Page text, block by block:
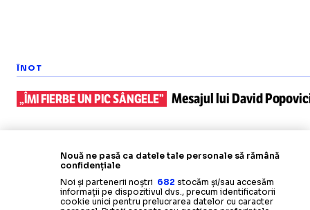
ÎNOT
„ÎMI FIERBE UN PIC SÂNGELE” Mesajul luiDavid
Nouă ne pasă ca datele tale personale să rămână
confidențiale
Noi și partenerii noștri 682 stocăm și/sau accesăm
informații pe dispozitivul dvs., precum identificatorii
cookie unici pentru prelucrarea datelor cu caracter